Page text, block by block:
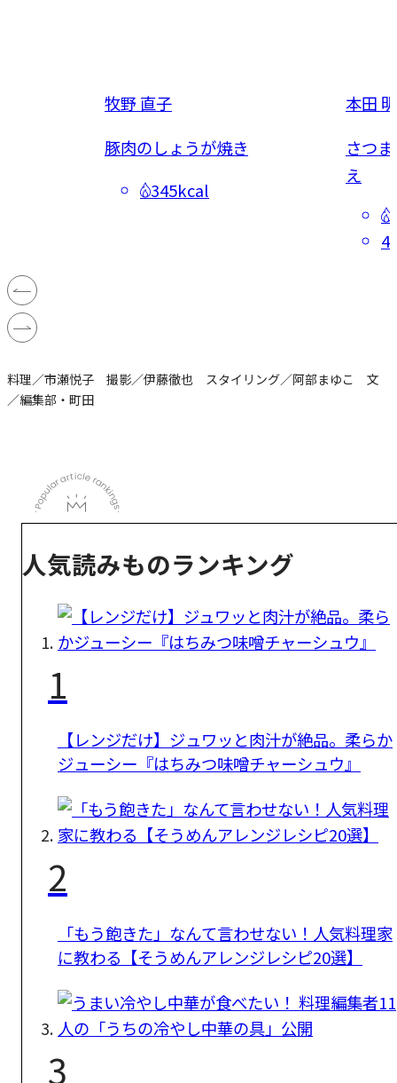
牧野 直子
豚肉のしょうが焼き
345kcal
本田
さつ
え
料理／市瀬悦子 撮影／伊藤徹也 スタイリング／阿部まゆこ 文
／編集部・町田
人気読みものランキング
1
【レンジだけ】ジュワッと肉汁が絶品。柔らか
ジューシー『はちみつ味噌チャーシュウ』
2
「もう飽きた」なんて言わせない！人気料理家
に教わる【そうめんアレンジレシピ20選】
3